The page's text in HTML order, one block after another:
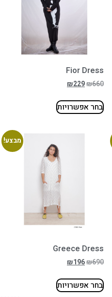
Fior Dress
₪660
₪229
בחר אפשרויות
מבצע!
Greece Dress
₪690
₪196
בחר אפשרויות